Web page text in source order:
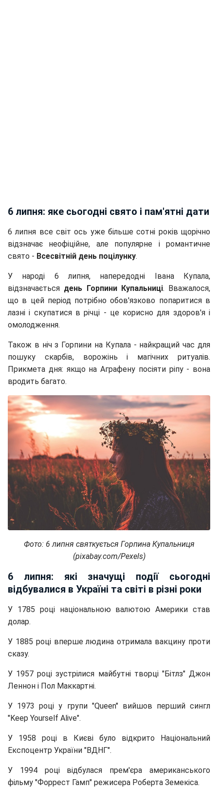
6 липня: яке сьогодні свято і пам'ятні дати
6 липня все світ ось уже більше сотні років щорічно
відзначає неофіційне, але популярне і романтичне
свято - Всесвітній день поцілунку.
У народі 6 липня, напередодні Івана Купала,
відзначається день Горпини Купальниці. Вважалося,
що в цей період потрібно обов'язково попаритися в
лазні і скупатися в річці - це корисно для здоров'я і
омолодження.
Також в ніч з Горпини на Купала - найкращий час для
пошуку скарбів, ворожінь і магічних ритуалів.
Прикмета дня: якщо на Аграфену посіяти ріпу - вона
вродить багато.
Фото: 6 липня святкується Горпина Купальниця
(pixabay.com/Pexels)
6 липня: які значущі події сьогодні
відбувалися в Україні та світі в різні роки
У 1785 році національною валютою Америки став
долар.
У 1885 році вперше людина отримала вакцину проти
сказу.
У 1957 році зустрілися майбутні творці "Бітлз" Джон
Леннон і Пол Маккартні.
У 1973 році у групи "Queen" вийшов перший сингл
"Keep Yourself Alive".
У 1958 році в Києві було відкрито Національний
Експоцентр України "ВДНГ".
У 1994 році відбулася прем'єра американського
фільму "Форрест Гамп" режисера Роберта Земекіса.